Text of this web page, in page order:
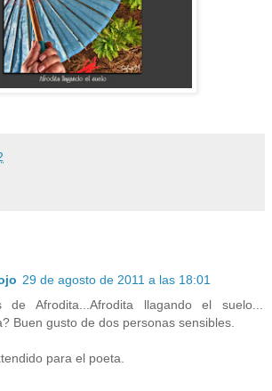
29 de agosto de 2011 a las 18:01
de Afrodita...Afrodita llagando el suelo...
Buen gusto de dos personas sensibles.
para el poeta.